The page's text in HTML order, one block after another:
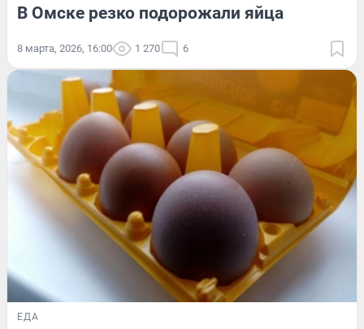
В Омске резко подорожали яйца
8 марта, 2026, 16:00 1 270 6
ЕДА